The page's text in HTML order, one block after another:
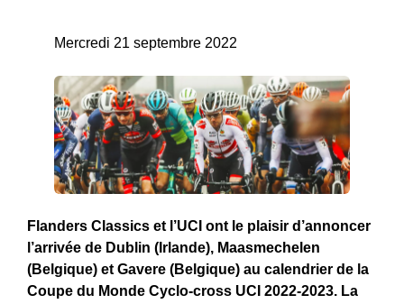
Mercredi 21 septembre 2022
Flanders Classics et l’UCI ont le plaisir d’annoncer
l’arrivée de Dublin (Irlande), Maasmechelen
(Belgique) et Gavere (Belgique) au calendrier de la
Coupe du Monde Cyclo-cross UCI 2022-2023. La